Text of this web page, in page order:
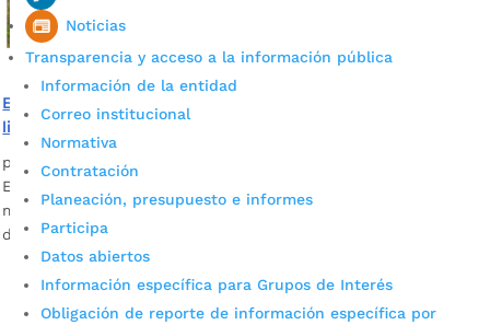
Noticias
Transparencia y acceso a la información pública
Información de la entidad
Correo institucional
Normativa
Contratación
Planeación, presupuesto e informes
Participa
Datos abiertos
Información específica para Grupos de Interés
Obligación de reporte de información específica por
Embalse de Bucaramanga almacena 15 mil millones de
litros de agua
por Alcaldía de Bucaramanga
El alcalde Juan Carlos Cárdenas supervisó la puesta en
marcha del Embalse de Bucaramanga, ubicado a 30 minutos
del casco urbano de la ciudad.